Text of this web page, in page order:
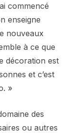
commencé
enseigne
nouveaux
à ce que
décoration est
et c’est
»
des
ou autres